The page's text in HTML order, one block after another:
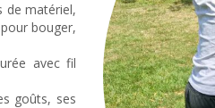
de matériel,
bouger,
avec fil
goûts, ses